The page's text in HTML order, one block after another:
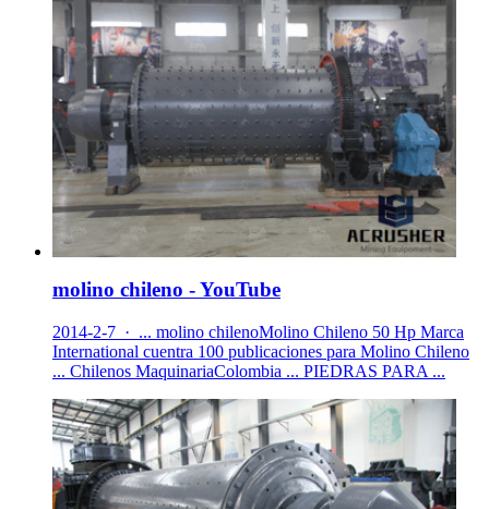
molino chileno - YouTube
2014-2-7 · ... molino chilenoMolino Chileno 50 Hp Marca
International cuentra 100 publicaciones para Molino Chileno
... Chilenos MaquinariaColombia ... PIEDRAS PARA ...